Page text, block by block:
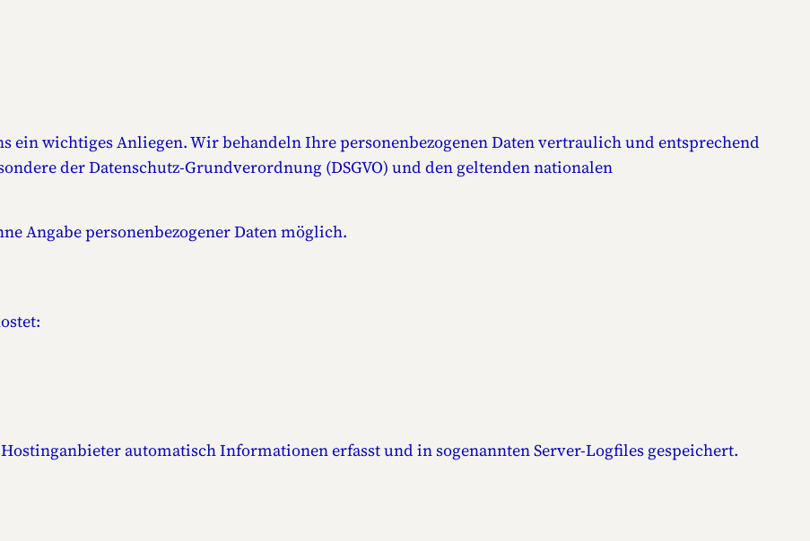
ein wichtiges Anliegen. Wir behandeln Ihre personenbezogenen Daten vertraulich und entsprechend
der Datenschutz-Grundverordnung (DSGVO) und den geltenden nationalen
Angabe personenbezogener Daten möglich.
automatisch Informationen erfasst und in sogenannten Server-Logfiles gespeichert.